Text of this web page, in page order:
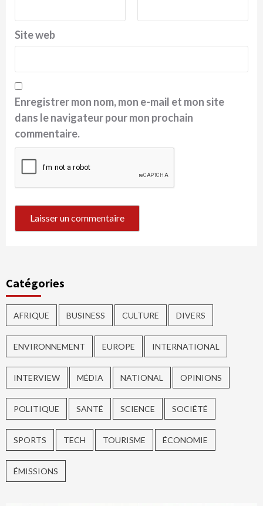
Site web
Enregistrer mon nom, mon e-mail et mon site
dans le navigateur pour mon prochain
commentaire.
Catégories
AFRIQUE BUSINESS CULTURE DIVERS
ENVIRONNEMENT EUROPE INTERNATIONAL
INTERVIEW MÉDIA NATIONAL OPINIONS
POLITIQUE SANTÉ SCIENCE SOCIÉTÉ
SPORTS TECH TOURISME ÉCONOMIE
ÉMISSIONS